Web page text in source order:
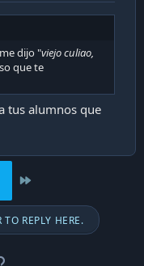
me dijo "viejo culiao,
que te
tus alumnos que
REPLY HERE.